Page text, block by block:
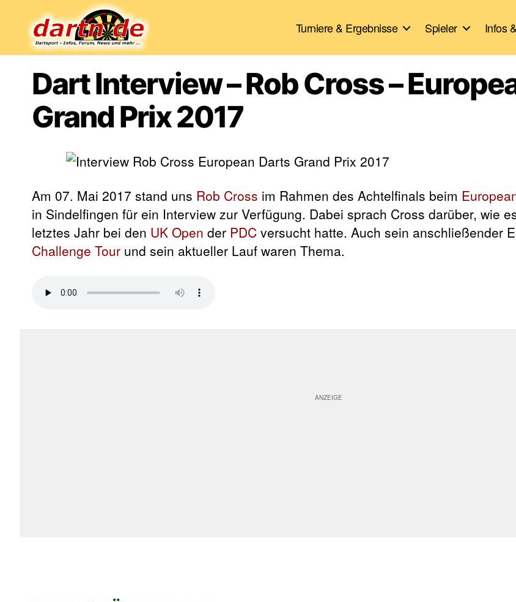
Turniere & Ergebnisse Spieler Infos
Dart Interview – Rob Cross –
Grand Prix 2017
Am 07. Mai 2017 stand uns Rob Cross im Rahmen des Achtelfinals beim
in Sindelfingen für ein Interview zur Verfügung. Dabei sprach Cross darüber, wie
letztes Jahr bei den UK Open der PDC versucht hatte. Auch sein anschließender
Challenge Tour und sein aktueller Lauf waren Thema.